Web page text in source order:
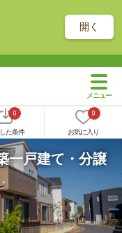
開く
0
た条件
0
お気に入り
一戸建て・分譲